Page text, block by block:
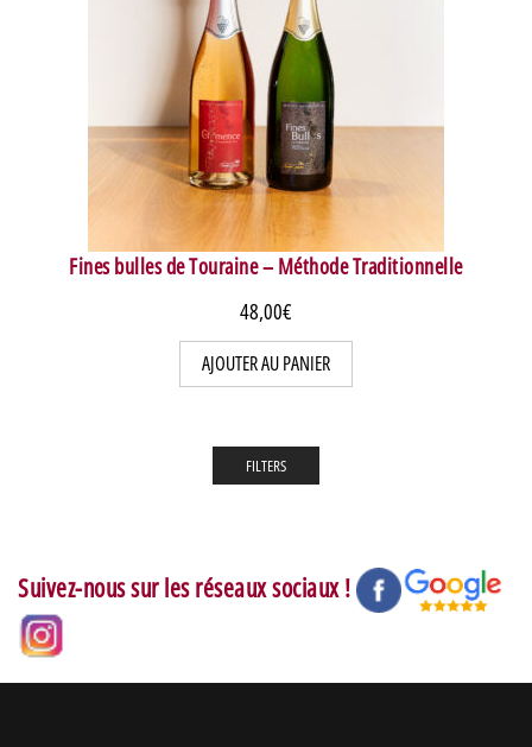
Fines bulles de Touraine – Méthode Traditionnelle
48,00€
AJOUTER AU PANIER
FILTERS
Suivez-nous sur les réseaux sociaux !